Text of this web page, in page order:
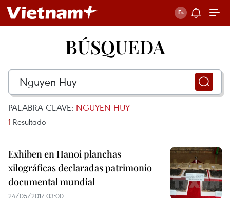
BÚSQUEDA
PALABRA CLAVE: NGUYEN HUY
1 Resultado
Exhiben en Hanoi planchas
xilográficas declaradas patrimonio
documental mundial
24/05/2017 03:00